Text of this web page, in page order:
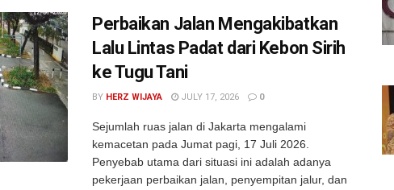
Perbaikan Jalan Mengakibatkan
Lalu Lintas Padat dari Kebon Sirih
ke Tugu Tani
BY HERZ WIJAYA JULY 17, 2026 0
Sejumlah ruas jalan di Jakarta mengalami
kemacetan pada Jumat pagi, 17 Juli 2026.
Penyebab utama dari situasi ini adalah adanya
pekerjaan perbaikan jalan, penyempitan jalur, dan